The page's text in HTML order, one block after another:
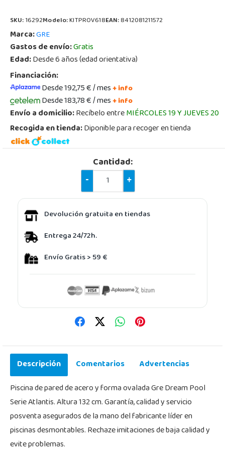
SKU:16292Modelo:KITPROV618EAN:8412081211572
Marca:GRE
Gastos de envío:Gratis
Edad:Desde 6 años (edad orientativa)
Financiación:
Desde 192,75 € / mes+ info
Desde 183,78 € / mes+ info
Envío a domicilio:Recíbelo entreMIÉRCOLES 19 Y JUEVES 20
Recogida en tienda:Diponible para recoger en tienda
Cantidad:
-
+
Devolución gratuita en tiendas
Entrega 24/72h.
Envío Gratis > 59 €
Descripción Comentarios
Advertencias
Piscina de pared de acero y forma ovalada Gre Dream Pool
Serie Atlantis. Altura 132 cm. Garantía, calidad y servicio
posventa asegurados de la mano del fabricante líder en
piscinas desmontables. Rechaze imitaciones de baja calidad y
evite problemas.